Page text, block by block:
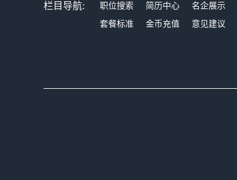
栏目导航: 职位搜索 简历中心 名企展示
套餐标准
金币充值 意见建议